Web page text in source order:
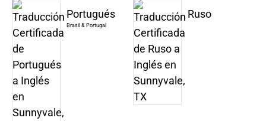
Portugués
Brasil & Portugal
Ruso